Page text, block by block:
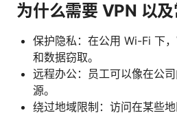
为什么需要 VPN 以
保护隐私：在公用 Wi-Fi 下
和数据窃取。
远程办公：员工可以像在公
源。
绕过地域限制：访问在某些